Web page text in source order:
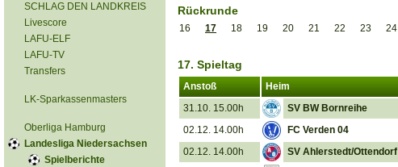
SCHLAG DEN LANDKREIS
Livescore
LAFU-ELF
LAFU-TV
Transfers
LK-Sparkassenmasters
Oberliga Hamburg
Landesliga Niedersachsen
Spielberichte
Rückrunde
16 17 18 19 20 21 22 23 24
17. Spieltag
Anstoß Heim
31.10. 15.00h
SV BW Bornreihe
02.12. 14.00h FC Verden 04
02.12. 14.00h SV Ahlerstedt/Ottendorf